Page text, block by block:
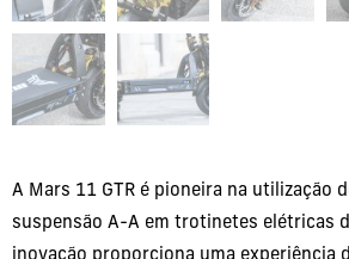
A Mars 11 GTR é pioneira na utilização
suspensão A-A em trotinetes elétricas